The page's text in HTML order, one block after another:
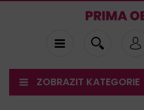
ZOBRAZIT KATEGORIE